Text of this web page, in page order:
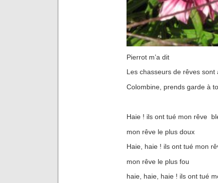
Pierrot m’a dit
Les chasseurs de rêves sont
Colombine, prends garde à
Haie ! ils ont tué mon rêve
mon rêve le plus doux
Haie, haie ! ils ont tué mon
mon rêve le plus fou
haie, haie, haie ! ils ont tué